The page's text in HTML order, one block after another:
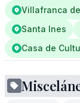
Villafranca
Santa Ines
Casa de